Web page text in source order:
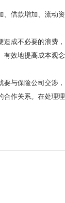
借款增加、流动
造成不必要的浪费
效地提高成本观念
要与保险公司交涉
作关系。在处理